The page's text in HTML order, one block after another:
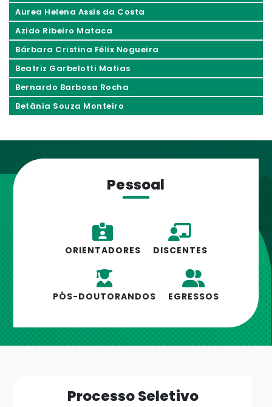
Aurea Helena Assis da Costa
Azido Ribeiro Mataca
Bárbara Cristina Félix Nogueira
Beatriz Garbelotti Matias
Bernardo Barbosa Rocha
Betânia Souza Monteiro
Pessoal
ORIENTADORES DISCENTES
PÓS-DOUTORANDOS EGRESSOS
Processo Seletivo